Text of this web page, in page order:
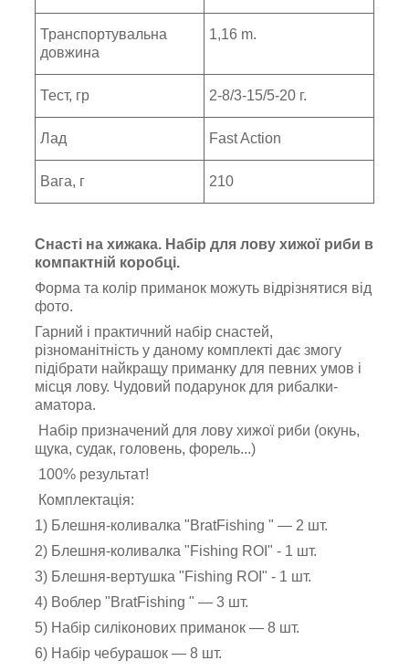
Транспортувальна
довжина
1,16 m.
Тест, гр 2-8/3-15/5-20 г.
Лад Fast Action
Вага, г 210
Снасті на хижака. Набір для лову хижої риби в
компактній коробці.
Форма та колір приманок можуть відрізнятися від
фото.
Гарний і практичний набір снастей,
різноманітність у даному комплекті дає змогу
підібрати найкращу приманку для певних умов і
місця лову. Чудовий подарунок для рибалки-
аматора.
Набір призначений для лову хижої риби (окунь,
щука, судак, головень, форель...)
100% результат!
Комплектація:
1) Блешня-коливалка "BratFishing " — 2 шт.
2) Блешня-коливалка "Fishing ROI" - 1 шт.
3) Блешня-вертушка "Fishing ROI" - 1 шт.
4) Воблер "BratFishing " — 3 шт.
5) Набір силіконових приманок — 8 шт.
6) Набір чебурашок — 8 шт.